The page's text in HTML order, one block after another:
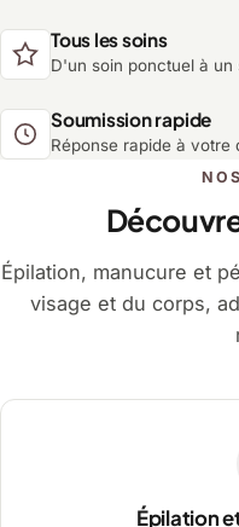
Tous les soins
D'un soin ponctuel à
Soumission rapide
Réponse rapide à votre
Épilation, manucure et
visage et du corps,
Épilation